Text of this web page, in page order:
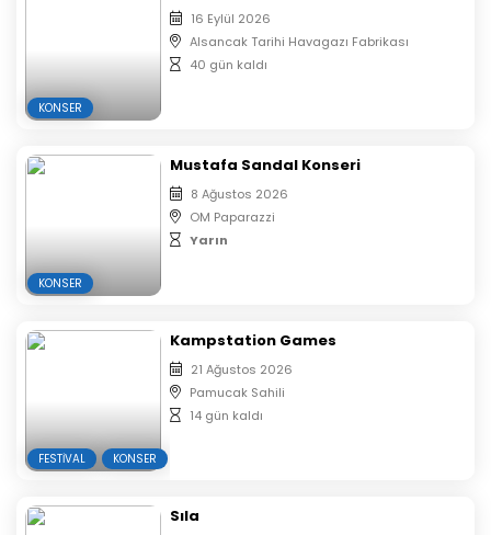
KONSER
16 Eylül 2026
Alsancak Tarihi Havagazı Fabrikası
40 gün kaldı
KONSER
Mustafa Sandal Konseri
8 Ağustos 2026
OM Paparazzi
Yarın
FESTIVAL KONSER
Kampstation Games
21 Ağustos 2026
Pamucak Sahili
14 gün kaldı
Sıla